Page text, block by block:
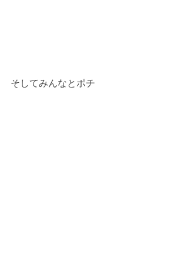
そしてみんなとポチ